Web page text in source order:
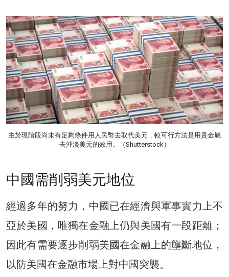
由於現階段尚未有足夠條件用人民幣去取代美元，較可行方法是用貴金屬
去沖淡美元的效用。（Shutterstock）
中國需削弱美元地位
經過多年的努力，中國已在經濟與軍事實力上不
亞於美國，唯獨在金融上仍與美國有一段距離；
因此有需要逐步削弱美國在金融上的壟斷地位，
以防美國在金融市場上對中國突襲。